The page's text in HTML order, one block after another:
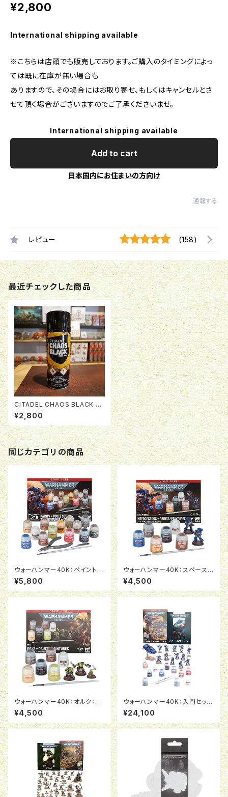
¥2,800
International shipping available
※こちらは店頭でも販売しております。ご購入のタイミングによっ
ては既に在庫が無い場合も
ありますので、その場合にはお取り寄せ、もしくはキャンセルとさ
せて頂く場合がございますのでご了承くださいませ。
International shipping available
Add to cart
日本国内にお住まいの方向け
通報する
レビュー (158)
最近チェックした商品
CITADEL CHAOS BLACK SP
RAY
¥2,800
同じカテゴリの商品
ウォーハンマー40K：ペイント＆
ツールセット
¥5,800
ウォーハンマー40K：スペースマ
リーン：インターセッサー＆ペイ
ント
¥4,500
ウォーハンマー40K：オルク：ボ
ゥイ＆ペイント
¥4,500
ウォーハンマー40K：入門セッ
ト：スペースマリーン（日本語版）
¥24,100